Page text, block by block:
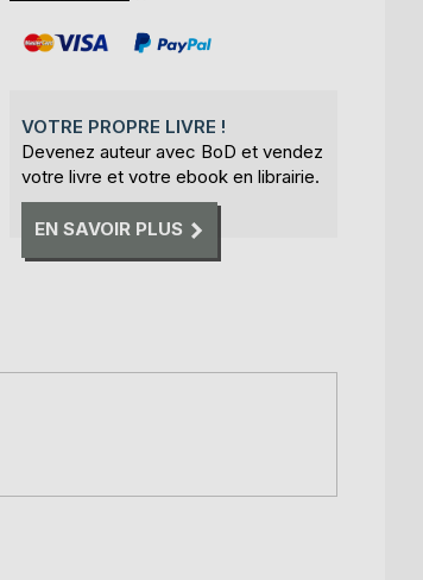
VOTRE PROPRE LIVRE !
Devenez auteur avec BoD et vendez
votre livre et votre ebook en librairie.
EN SAVOIR PLUS